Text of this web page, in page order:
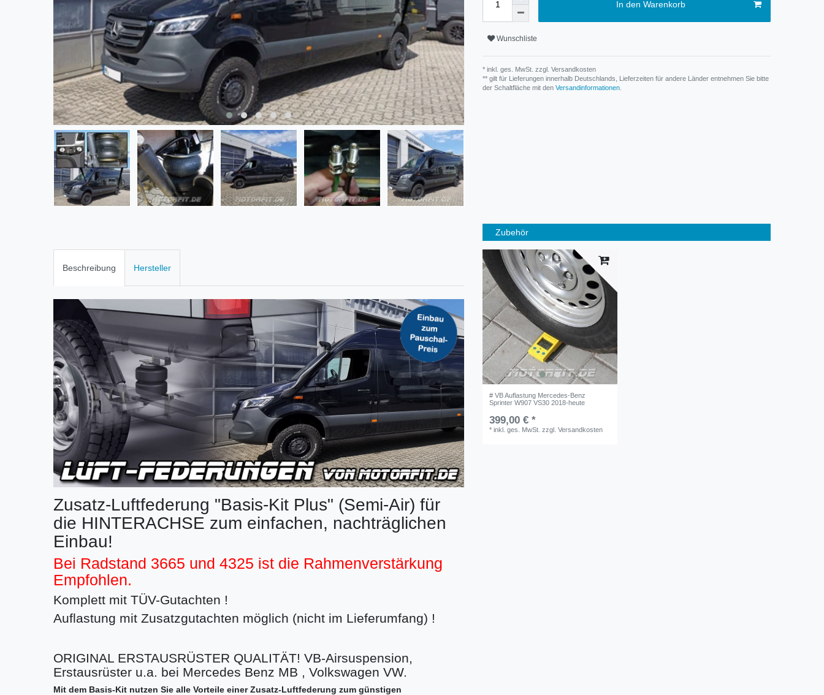
In den Warenkorb
Wunschliste
* inkl. ges. MwSt. zzgl. Versandkosten
** gilt für Lieferungen innerhalb Deutschlands, Lieferzeiten für andere Länder entnehmen Sie bitte
der Schaltfläche mit den Versandinformationen
Beschreibung Hersteller
Zusatz-Luftfederung "Basis-Kit Plus" (Semi-Air) für
die HINTERACHSE zum einfachen, nachträglichen
Einbau!
Bei Radstand 3665 und 4325 ist die Rahmenverstärkung
Empfohlen.
Komplett mit TÜV-Gutachten !
Auflastung mit Zusatzgutachten möglich (nicht im Lieferumfang) !
ORIGINAL ERSTAUSRÜSTER QUALITÄT! VB-Airsuspension,
Erstausrüster u.a. bei Mercedes Benz MB , Volkswagen VW.
Mit dem Basis-Kit nutzen Sie alle Vorteile einer Zusatz-Luftfederung zum günstigen
Zubehör
# VB Auflastung Mercedes-Benz
Sprinter W907 VS30 2018-heute
399,00 € *
*inkl. ges. MwSt. zzgl.Versandkosten